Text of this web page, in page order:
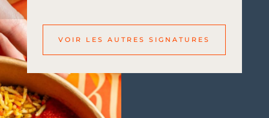
VOIR LES AUTRES SIGNATURES